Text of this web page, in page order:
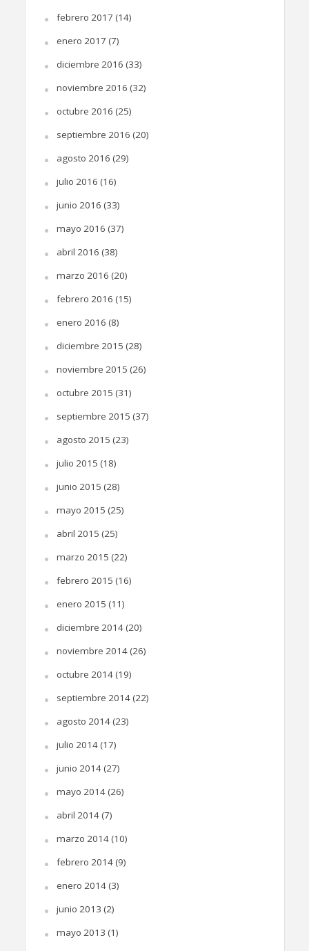
febrero 2017 (14)
enero 2017 (7)
diciembre 2016 (33)
noviembre 2016 (32)
octubre 2016 (25)
septiembre 2016 (20)
agosto 2016 (29)
julio 2016 (16)
junio 2016 (33)
mayo 2016 (37)
abril 2016 (38)
marzo 2016 (20)
febrero 2016 (15)
enero 2016 (8)
diciembre 2015 (28)
noviembre 2015 (26)
octubre 2015 (31)
septiembre 2015 (37)
agosto 2015 (23)
julio 2015 (18)
junio 2015 (28)
mayo 2015 (25)
abril 2015 (25)
marzo 2015 (22)
febrero 2015 (16)
enero 2015 (11)
diciembre 2014(20)
noviembre 2014(26)
octubre 2014(19)
septiembre 2014(22)
agosto 2014(23)
julio 2014(17)
junio 2014(27)
mayo 2014(26)
abril 2014(7)
marzo 2014(10)
febrero 2014(9)
enero 2014(3)
junio 2013 (2)
mayo 2013 (1)